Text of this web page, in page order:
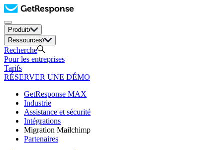
Produit
Ressources
Recherche
Pour les entreprises
Tarifs
RÉSERVER UNE DÉMO
GetResponse MAX
Industrie
Assistance et sécurité
Intégrations
Migration Mailchimp
Partenaires